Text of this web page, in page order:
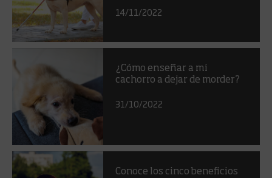
14/11/2022
¿Cómo enseñar a mi
cachorro a dejar de morder?
31/10/2022
Conoce los cinco beneficios